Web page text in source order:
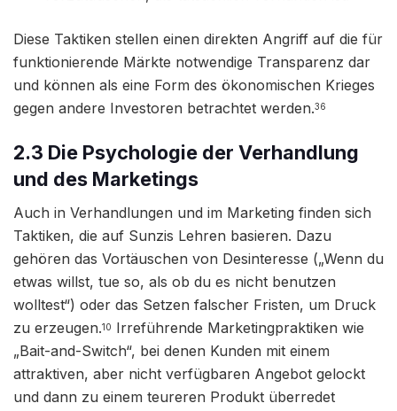
Diese Taktiken stellen einen direkten Angriff auf die für
funktionierende Märkte notwendige Transparenz dar
und können als eine Form des ökonomischen Krieges
gegen andere Investoren betrachtet werden.36
2.3 Die Psychologie der Verhandlung
und des Marketings
Auch in Verhandlungen und im Marketing finden sich
Taktiken, die auf Sunzis Lehren basieren. Dazu
gehören das Vortäuschen von Desinteresse („Wenn du
etwas willst, tue so, als ob du es nicht benutzen
wolltest“) oder das Setzen falscher Fristen, um Druck
zu erzeugen.10 Irreführende Marketingpraktiken wie
„Bait-and-Switch“, bei denen Kunden mit einem
attraktiven, aber nicht verfügbaren Angebot gelockt
und dann zu einem teureren Produkt überredet